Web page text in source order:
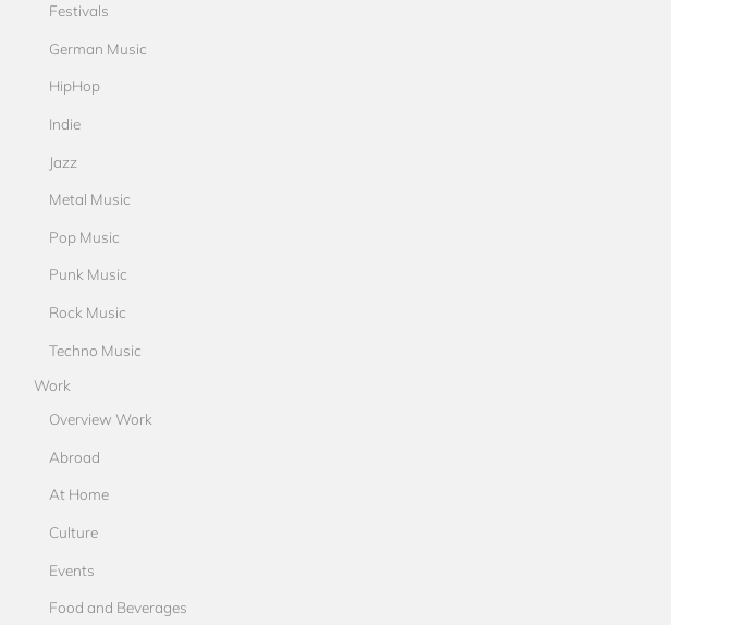
Festivals
German Music
HipHop
Indie
Jazz
Metal Music
Pop Music
Punk Music
Rock Music
Techno Music
Work
Overview Work
Abroad
At Home
Culture
Events
Food and Beverages